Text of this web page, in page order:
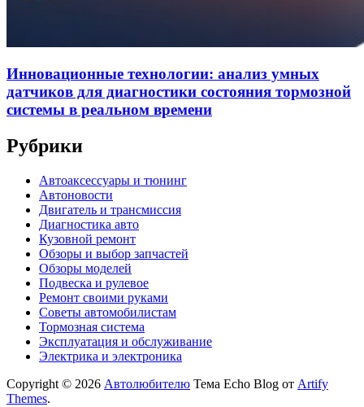
Инновационные технологии: анализ умных
датчиков для диагностики состояния тормозной
системы в реальном времени
Рубрики
Автоаксессуары и тюнинг
Автоновости
Двигатель и трансмиссия
Диагностика авто
Кузовной ремонт
Обзоры и выбор запчастей
Обзоры моделей
Подвеска и рулевое
Ремонт своими руками
Советы автомобилистам
Тормозная система
Эксплуатация и обслуживание
Электрика и электроника
Copyright © 2026 Автолюбителю Тема Echo Blog от Artify
Themes.